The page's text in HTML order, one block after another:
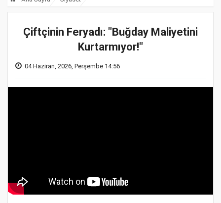
Çiftçinin Feryadı: "Buğday Maliyetini
Kurtarmıyor!"
04 Haziran, 2026, Perşembe 14:56